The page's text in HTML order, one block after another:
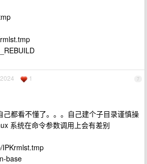
7
1
己都看不懂了。。。自己建个子目录谨慎操
系统在命令参数调用上会有差别
base